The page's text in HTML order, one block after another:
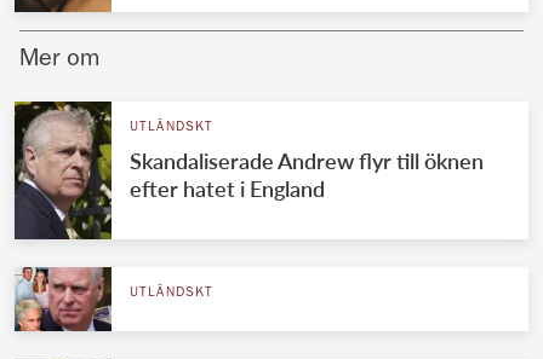
Mer om
UTLÄNDSKT
Skandaliserade Andrew flyr till öknen
efter hatet i England
UTLÄNDSKT